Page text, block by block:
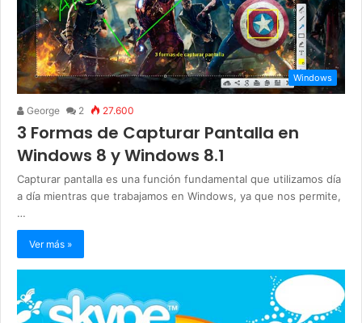
Windows
George 2 27.600
3 Formas de Capturar Pantalla en
Windows 8 y Windows 8.1
Capturar pantalla es una función fundamental que utilizamos día
a día mientras que trabajamos en Windows, ya que nos permite,
…
Ver más »